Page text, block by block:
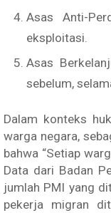
Asas Anti-
eksploitasi.
Asas
sebelum,
Dalam konteks
warga negara,
bahwa “Setiap
Data dari Badan
jumlah PMI yang
pekerja migran